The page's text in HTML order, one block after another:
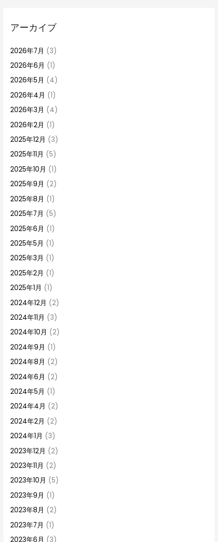
アーカイブ
2026年7月 (3)
2026年6月 (1)
2026年5月 (4)
2026年4月 (1)
2026年3月 (4)
2026年2月 (1)
2025年12月 (3)
2025年11月 (5)
2025年10月 (1)
2025年9月 (2)
2025年8月 (1)
2025年7月 (5)
2025年6月 (1)
2025年5月 (1)
2025年3月 (1)
2025年2月 (1)
2025年1月 (1)
2024年12月 (2)
2024年11月 (3)
2024年10月 (2)
2024年9月 (1)
2024年8月 (2)
2024年6月 (2)
2024年5月 (1)
2024年4月 (2)
2024年2月 (2)
2024年1月 (3)
2023年12月 (2)
2023年11月 (2)
2023年10月 (5)
2023年9月 (1)
2023年8月 (2)
2023年7月 (1)
2023年6月 (3)